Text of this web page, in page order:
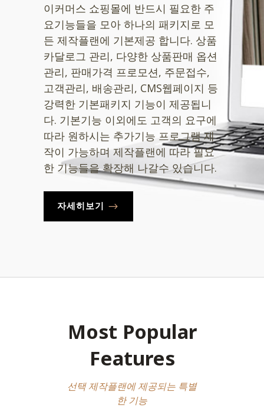
이커머스 쇼핑몰에 반드시 필요한 주
요기능들을 모아 하나의 패키지로 모
든 제작플랜에 기본제공 합니다. 상품
카달로그 관리, 다양한 상품판매 옵션
관리, 판매가격 프로모션, 주문접수,
고객관리, 배송관리, CMS웹페이지 등
강력한 기본패키지 기능이 제공됩니
다. 기본기능 이외에도 고객의 요구에
따라 원하시는 추가기능 프로그램 제
작이 가능하며 제작플랜에 따라 필요
한 기능들을 확장해 나갈수 있습니다.
자세히보기
Most Popular
Features
선택 제작플랜에 제공되는 특별
한 기능